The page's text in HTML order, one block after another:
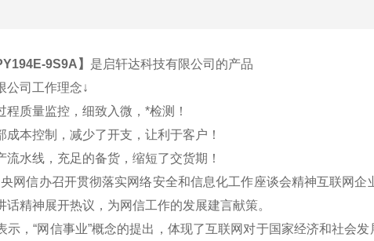
9S9A 】 是启轩达科技有限公司的产品
公司工作理念↓
程质量监控，细致入微，*检测！
成本控制，减少了开支，让利于客户！
流水线，充足的备货，缩短了交货期！
网信办召开贯彻落实网络安全和信息化工作座谈会精神互联网
话精神展开热议，为网信工作的发展建言献策。
“网信事业”概念的提出，体现了互联网对于国家经济和社会发